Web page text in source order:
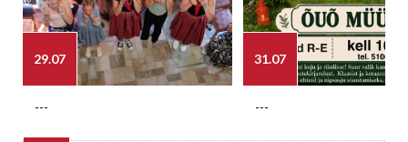
29.07
---
31.07
---